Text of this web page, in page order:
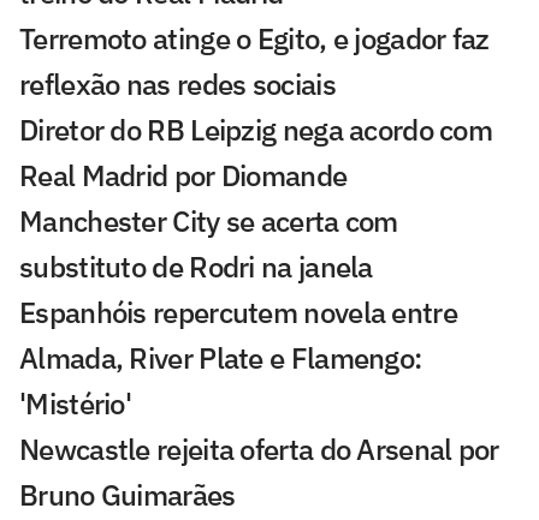
Terremoto atinge o Egito, e jogador faz
reflexão nas redes sociais
Diretor do RB Leipzig nega acordo com
Real Madrid por Diomande
Manchester City se acerta com
substituto de Rodri na janela
Espanhóis repercutem novela entre
Almada, River Plate e Flamengo:
'Mistério'
Newcastle rejeita oferta do Arsenal por
Bruno Guimarães